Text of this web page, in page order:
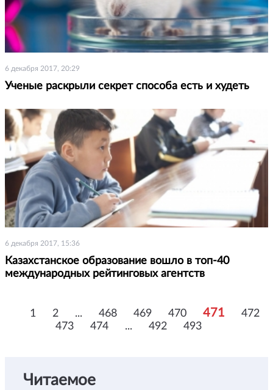
6 декабря 2017, 20:29
Ученые раскрыли секрет способа есть и худеть
6 декабря 2017, 15:36
Казахстанское образование вошло в топ-40
международных рейтинговых агентств
1 2 ... 468 469 470 471
472
473
474 ... 492 493
Читаемое